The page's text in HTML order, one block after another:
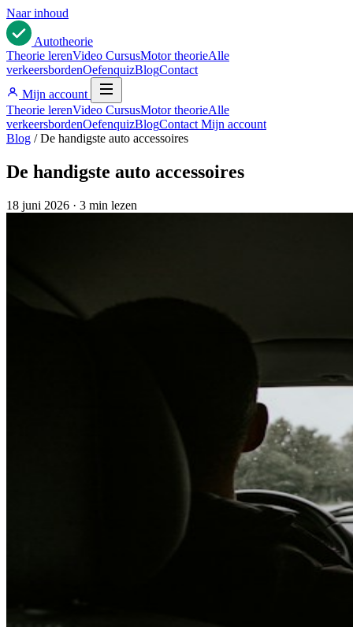
Naar inhoud
Autotheorie
Theorie lerenVideo CursusMotor theorieAlle
verkeersbordenOefenquizBlogContact
Mijn account
Theorie lerenVideo CursusMotor theorieAlle
verkeersbordenOefenquizBlogContact Mijn account
Blog / De handigste auto accessoires
De handigste auto accessoires
18 juni 2026 · 3 min lezen